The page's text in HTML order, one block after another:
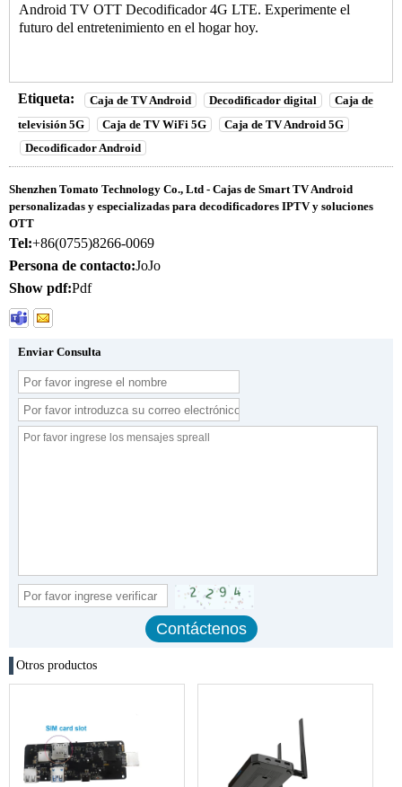
Android TV OTT Decodificador 4G LTE. Experimente el
futuro del entretenimiento en el hogar hoy.
Etiqueta: Caja de TV Android Decodificador digital
Caja de
televisión 5G
Caja de TV WiFi 5G
Caja de TV Android 5G
Decodificador Android
Shenzhen Tomato Technology Co., Ltd - Cajas de Smart TV Android
personalizadas y especializadas para decodificadores IPTV y soluciones
OTT
Tel:+86(0755)8266-0069
Persona de contacto:JoJo
Show pdf:Pdf
Enviar Consulta
Otros productos